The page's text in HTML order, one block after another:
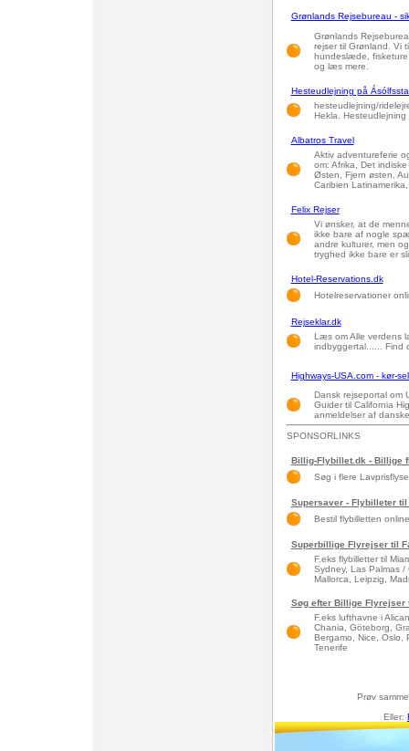
Grønlands Rejsebureau -
Grønlands
rejser til Grønland. Vi
hundeslæde,
og læs mere.
Hesteudlejning på
hesteudlejning/
Hekla. Hesteudlejning
Albatros Travel
Aktiv adventureferie
om: Afrika, Det
Østen, Fjern østen,
Caribien
Felix Rejser
Vi ønsker, at de
ikke bare af nogle
andre kulturer, men
tryghed ikke bare er
Hotel-Reservations.dk
Hotelreservationer
Rejseklar.dk
Læs om Alle verdens
indbyggertal...... Find
Highways-USA.com - kør-
Dansk rejseportal om
Guider til California
anmeldelser af
SPONSORLINKS
Billig-Flybillet.dk - Billige
Søg i flere
Supersaver - Flybilleter
Bestil flybilletten
Superbillige Flyrejser til
F.eks flybilletter til
Sydney, Las Palmas /
Mallorca, Leipzig,
Søg efter Billige Flyrejser
F.eks lufthavne i
Chania, Göteborg,
Bergamo, Nice, Oslo,
Tenerife
Prøv
Eller: